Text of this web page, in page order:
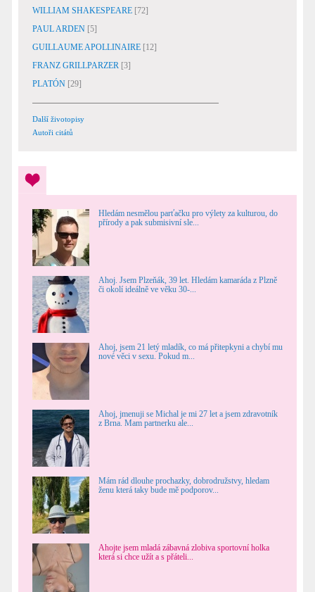
WILLIAM SHAKESPEARE [72]
PAUL ARDEN [5]
GUILLAUME APOLLINAIRE [12]
FRANZ GRILLPARZER [3]
PLATÓN [29]
Další životopisy
Autoři citátů
Hledám nesmělou parťačku pro výlety za kulturou, do
přírody a pak submisivní sle...
Ahoj. Jsem Plzeňák, 39 let. Hledám kamaráda z Plzně
či okolí ideálně ve věku 30-...
Ahoj, jsem 21 letý mladík, co má přitepkyni a chybí mu
nové věci v sexu. Pokud m...
Ahoj, jmenuji se Michal je mi 27 let a jsem zdravotník
z Brna. Mam partnerku ale...
Mám rád dlouhe prochazky, dobrodružstvy, hledam
ženu která taky bude mě podporov...
Ahojte jsem mladá zábavná zlobiva sportovní holka
která si chce užít a s přáteli...